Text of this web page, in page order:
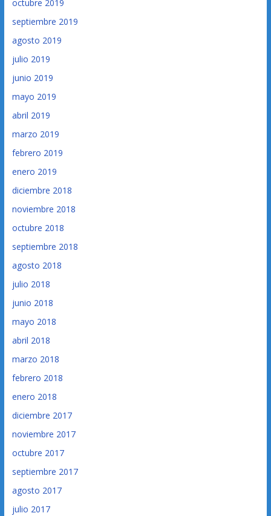
octubre 2019
septiembre 2019
agosto 2019
julio 2019
junio 2019
mayo 2019
abril 2019
marzo 2019
febrero 2019
enero 2019
diciembre 2018
noviembre 2018
octubre 2018
septiembre 2018
agosto 2018
julio 2018
junio 2018
mayo 2018
abril 2018
marzo 2018
febrero 2018
enero 2018
diciembre 2017
noviembre 2017
octubre 2017
septiembre 2017
agosto 2017
julio 2017